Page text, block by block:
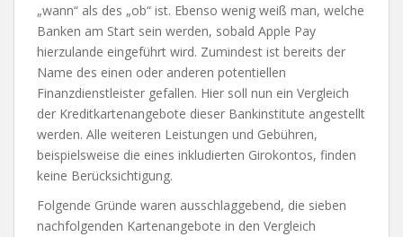
„wann“ als des „ob“ ist. Ebenso wenig weiß man, welche
Banken am Start sein werden, sobald Apple Pay
hierzulande eingeführt wird. Zumindest ist bereits der
Name des einen oder anderen potentiellen
Finanzdienstleister gefallen. Hier soll nun ein Vergleich
der Kreditkartenangebote dieser Bankinstitute angestellt
werden. Alle weiteren Leistungen und Gebühren,
beispielsweise die eines inkludierten Girokontos, finden
keine Berücksichtigung.
Folgende Gründe waren ausschlaggebend, die sieben
nachfolgenden Kartenangebote in den Vergleich